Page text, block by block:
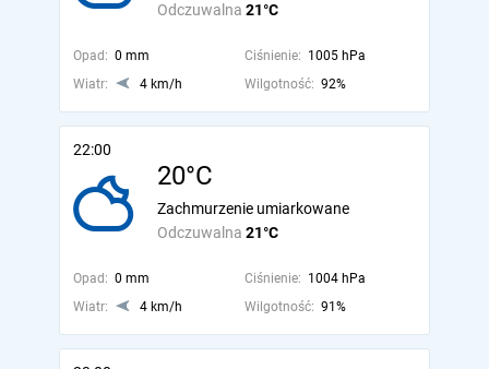
Odczuwalna 21°C
Opad: 0 mm Ciśnienie: 1005 hPa
Wiatr:
4 km/h Wilgotność: 92%
22:00
20°C
Odczuwalna 21°C
Zachmurzenie umiarkowane
Opad: 0 mm Ciśnienie: 1004 hPa
Wiatr:
4 km/h Wilgotność: 91%